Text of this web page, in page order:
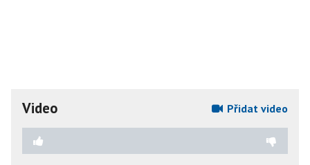
Video Přidat video